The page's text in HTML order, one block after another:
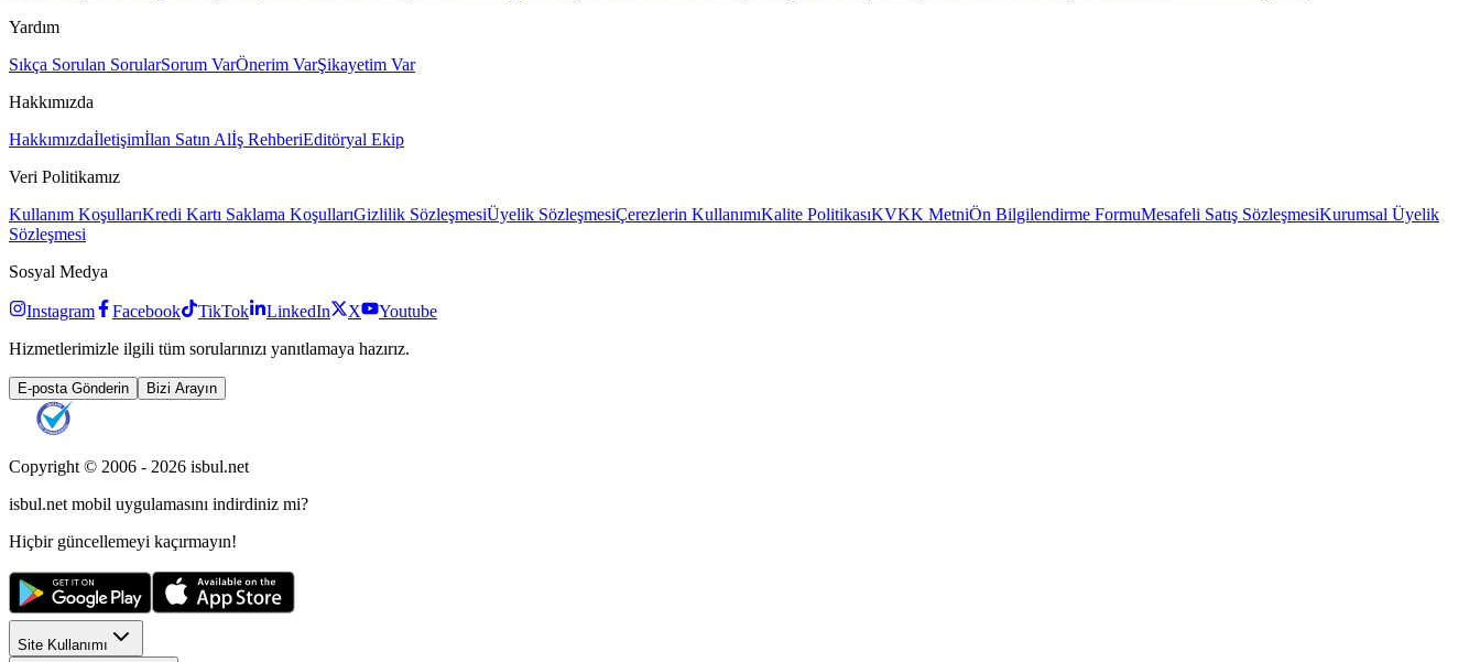
Yardım
Sıkça Sorulan SorularSorum VarÖnerim VarŞikayetim Var
Hakkımızda
Hakkımızdaİletişimİlan Satın Alİş RehberiEditöryal Ekip
Veri Politikamız
Kullanım KoşullarıKredi Kartı Saklama KoşullarıGizlilik SözleşmesiÜyelik SözleşmesiÇerezlerin KullanımıKalite PolitikasıKVKK MetniÖn Bilgilendirme FormuMesafeli Satış SözleşmesiKurumsal Üyelik
Sözleşmesi
Sosyal Medya
Instagram Facebook TikTok LinkedIn X
Youtube
Hizmetlerimizle ilgili tüm sorularınızı yanıtlamaya hazırız.
E-posta Gönderin Bizi Arayın
Copyright © 2006 - 2026 isbul.net
isbul.net mobil uygulamasını indirdiniz mi?
Hiçbir güncellemeyi kaçırmayın!
Site Kullanımı